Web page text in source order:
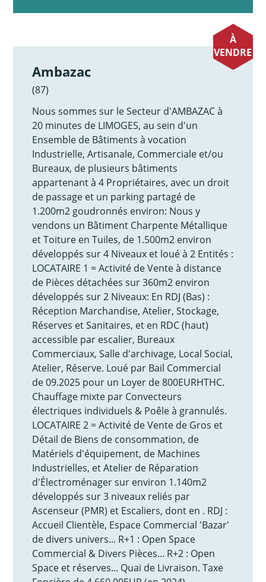
À
VENDRE
Ambazac
(87)
Nous sommes sur le Secteur d'AMBAZAC à
20 minutes de LIMOGES, au sein d'un
Ensemble de Bâtiments à vocation
Industrielle, Artisanale, Commerciale et/ou
Bureaux, de plusieurs bâtiments
appartenant à 4 Propriétaires, avec un droit
de passage et un parking partagé de
1.200m2 goudronnés environ: Nous y
vendons un Bâtiment Charpente Métallique
et Toiture en Tuiles, de 1.500m2 environ
développés sur 4 Niveaux et loué à 2 Entités :
LOCATAIRE 1 = Activité de Vente à distance
de Pièces détachées sur 360m2 environ
développés sur 2 Niveaux: En RDJ (Bas) :
Réception Marchandise, Atelier, Stockage,
Réserves et Sanitaires, et en RDC (haut)
accessible par escalier, Bureaux
Commerciaux, Salle d'archivage, Local Social,
Atelier, Réserve. Loué par Bail Commercial
de 09.2025 pour un Loyer de 800EURHTHC.
Chauffage mixte par Convecteurs
électriques individuels & Poêle à grannulés.
LOCATAIRE 2 = Activité de Vente de Gros et
Détail de Biens de consommation, de
Matériels d'équipement, de Machines
Industrielles, et Atelier de Réparation
d'Électroménager sur environ 1.140m2
développés sur 3 niveaux reliés par
Ascenseur (PMR) et Escaliers, dont en . RDJ :
Accueil Clientèle, Espace Commercial 'Bazar'
de divers univers... R+1 : Open Space
Commercial & Divers Pièces... R+2 : Open
Space et réserves... Quai de Livraison. Taxe